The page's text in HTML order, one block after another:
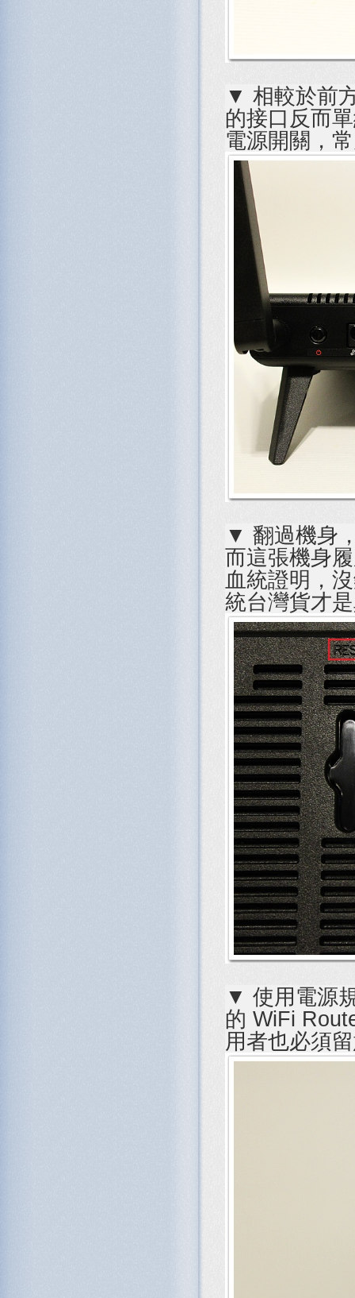
▼ 相較於前
的接口反而
電源開關，
▼ 翻過機身
而這張機身
血統證明，
統台灣貨才
▼ 使用電源
的 WiFi
用者也必須